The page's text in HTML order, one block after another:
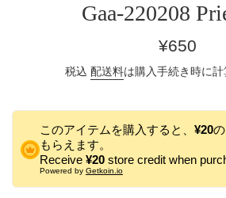
Gaa-220208
通
価
¥650
税込 配送料は購入手続き時に計
このアイテムを購入すると、 ¥20
もらえます。
Receive ¥20 store credit when
Powered by Getkoin.io